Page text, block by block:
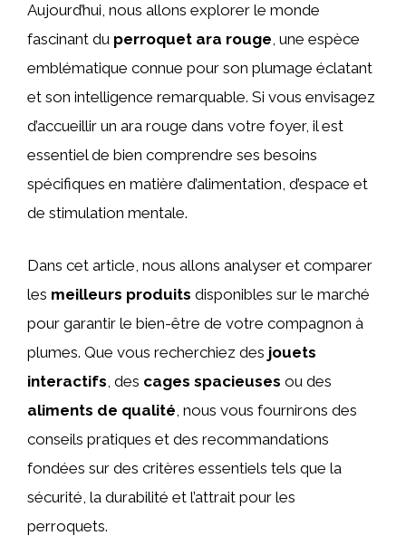
Aujourd’hui, nous allons explorer le monde
fascinant du perroquet ara rouge, une espèce
emblématique connue pour son plumage éclatant
et son intelligence remarquable. Si vous envisagez
d’accueillir un ara rouge dans votre foyer, il est
essentiel de bien comprendre ses besoins
spécifiques en matière d’alimentation, d’espace et
de stimulation mentale.
Dans cet article, nous allons analyser et comparer
les meilleurs produits disponibles sur le marché
pour garantir le bien-être de votre compagnon à
plumes. Que vous recherchiez des jouets
interactifs , des cages spacieuses ou des
aliments de qualité , nous vous fournirons des
conseils pratiques et des recommandations
fondées sur des critères essentiels tels que la
sécurité, la durabilité et l’attrait pour les
perroquets.